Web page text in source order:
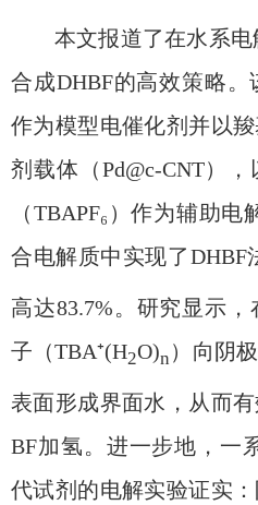
本文报道了在水系
合成DHBF的高效策略
作为模型电催化剂并以
剂载体（Pd@c-CNT）
（TBAPF₆）作为辅助
合电解质中实现了DHBF
高达83.7%。研究显示
子（TBA⁺(H2O)n ）向阴
表面形成界面水，从而
BF加氢。进一步地，一
代试剂的电解实验证实